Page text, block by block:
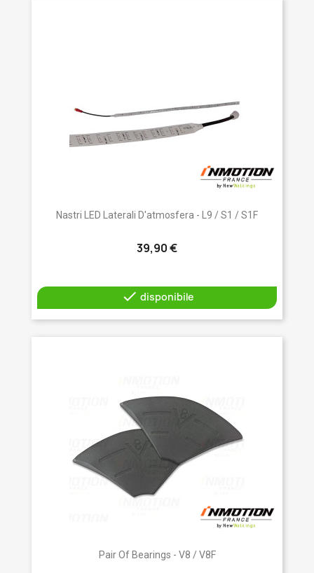
Nastri LED Laterali D'atmosfera - L9 / S1 / S1F
39,90 €
 disponibile
Pair Of Bearings - V8 / V8F